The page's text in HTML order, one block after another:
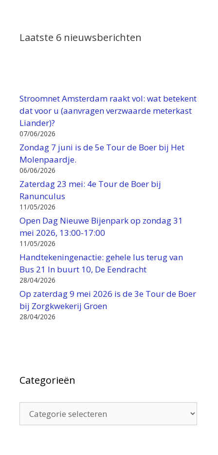
Laatste 6 nieuwsberichten
Stroomnet Amsterdam raakt vol: wat betekent
dat voor u (aanvragen verzwaarde meterkast
Liander)?
07/06/2026
Zondag 7 juni is de 5e Tour de Boer bij Het
Molenpaardje.
06/06/2026
Zaterdag 23 mei: 4e Tour de Boer bij
Ranunculus
11/05/2026
Open Dag Nieuwe Bijenpark op zondag 31
mei 2026, 13:00-17:00
11/05/2026
Handtekeningenactie: gehele lus terug van
Bus 21 In buurt 10, De Eendracht
28/04/2026
Op zaterdag 9 mei 2026 is de 3e Tour de Boer
bij Zorgkwekerij Groen
28/04/2026
Categorieën